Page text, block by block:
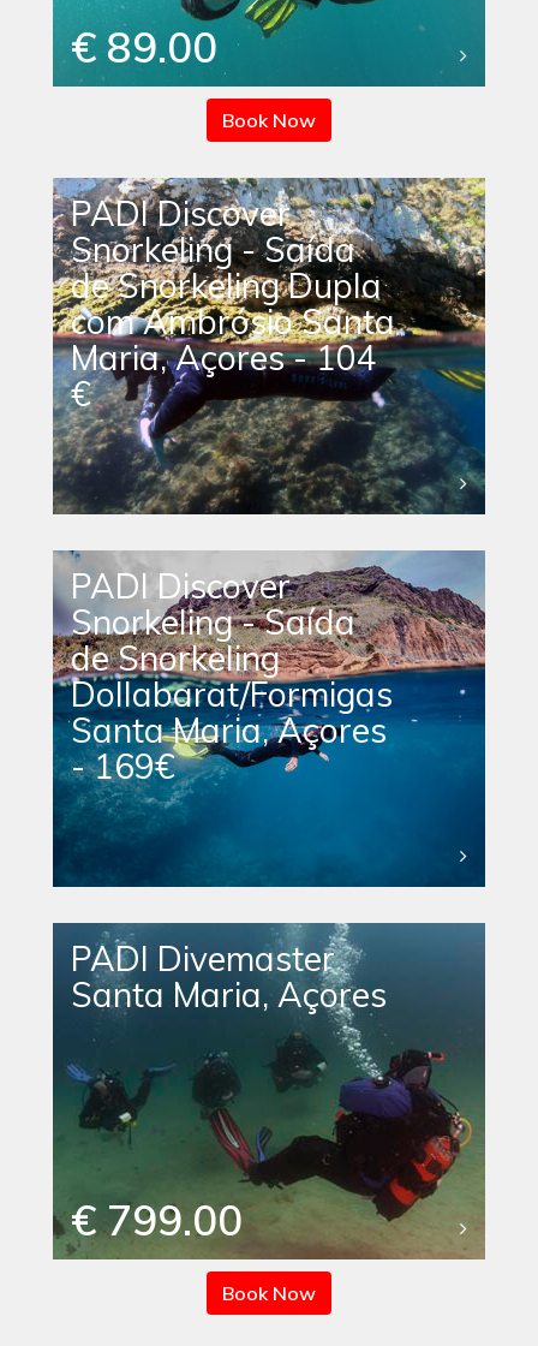
€ 89.00
Book Now
PADI Discover
Snorkeling - Saída
de Snorkeling Dupla
com Ambrósio Santa
Maria, Açores - 104
€
PADI Discover
Snorkeling - Saída
de Snorkeling
Dollabarat/Formigas
Santa Maria, Açores
- 169€
PADI Divemaster
Santa Maria, Açores
€ 799.00
Book Now